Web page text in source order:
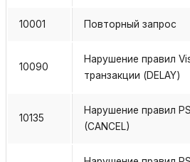
10001 Повторный запрос
10090
Нарушение правил
транзакции (DELAY)
10135
Нарушение правил
(CANCEL)